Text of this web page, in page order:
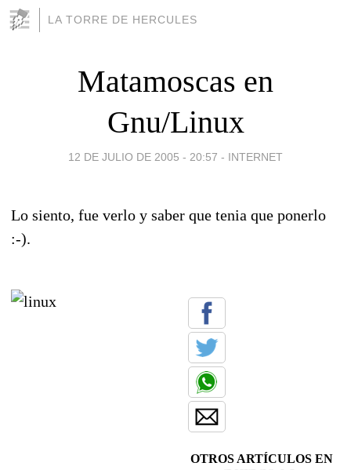
LA TORRE DE HERCULES
Matamoscas en
Gnu/Linux
12 DE JULIO DE 2005 - 20:57 - INTERNET
Lo siento, fue verlo y saber que tenia que ponerlo
:-).
OTROS ARTÍCULOS EN